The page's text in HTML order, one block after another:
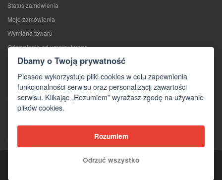
Status zamówienia
Moje zamówienia
Wymiana towaru
Odstąpienie od umowy kupna
Reklamacje
KONTAKTY
Kontakty
Formularz kontaktowy
Hurtownia
Copyright © 2026 Picasee
Dbamy o Twoją prywatność
Picasee wykorzystuje pliki cookies w celu zapewnienia
funkcjonalności serwisu oraz personalizacji zawartości
serwisu. Klikając „Rozumiem” wyrażasz zgodę na używanie
plików cookies.
Rozumiem
Odrzuć wszystko